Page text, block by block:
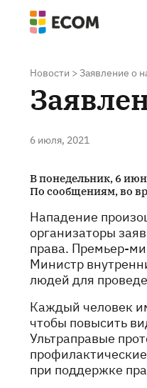
Новости > Заявление о
6 июля, 2021
В понедельник, 6
По сообщениям, во
Нападение
организаторы
права. Премьер-
Министр
людей для
Каждый человек
чтобы повысить
Ультраправые
при поддержке